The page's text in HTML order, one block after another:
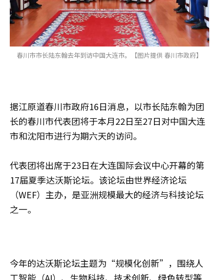
春川市市长陆东翰去年到访中国大连市。【图片提供 春川市政府】
据江原道春川市政府16日消息，以市长陆东翰为团
长的春川市代表团将于本月22日至27日对中国大连
市和沈阳市进行为期六天的访问。
代表团将出席于23日在大连国际会议中心开幕的第
17届夏季达沃斯论坛。该论坛由世界经济论坛
（WEF）主办，是亚洲规模最大的经济与科技论坛
之一。
今年的达沃斯论坛主题为“规模化创新”，围绕人